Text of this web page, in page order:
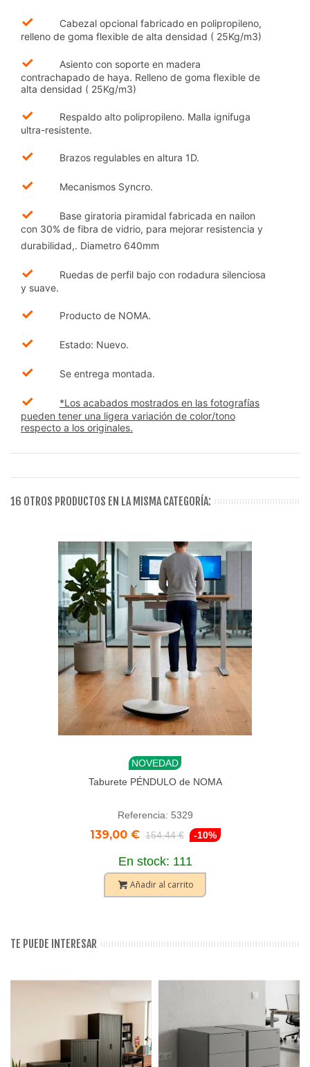
✓
Cabezal opcional fabricado en polipropileno,
relleno de goma flexible de alta densidad ( 25Kg/m3)
✓
Asiento con soporte en madera
contrachapado de haya. Relleno de goma flexible de
alta densidad ( 25Kg/m3)
✓
Respaldo alto polipropileno. Malla ignifuga
ultra-resistente.
✓ Brazos regulables en altura 1D.
✓ Mecanismos Syncro.
✓
Base giratoria piramidal fabricada en nailon
con 30% de fibra de vidrio, para mejorar resistencia y
durabilidad,. Diametro 640mm
✓
Ruedas de perfil bajo con rodadura silenciosa
y suave.
✓ Producto de NOMA.
✓ Estado: Nuevo.
✓ Se entrega montada.
✓
*Los acabados mostrados en las fotografías
pueden tener una ligera variación de color/tono
respecto a los originales.
16 OTROS PRODUCTOS EN LA MISMA CATEGORÍA:
NOVEDAD
Taburete PÉNDULO de NOMA
Referencia: 5329
139,00 € 154,44 € -10%
En stock: 111
Añadir al carrito
TE PUEDE INTERESAR